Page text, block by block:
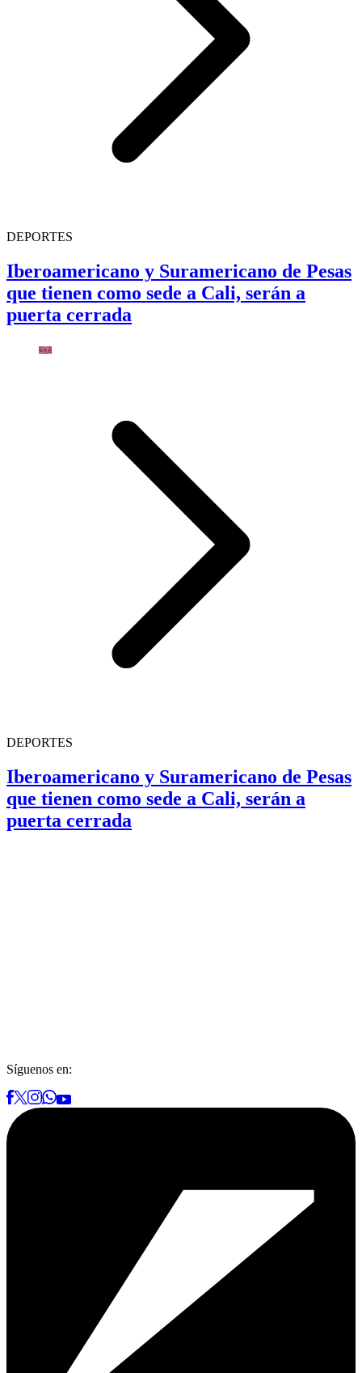
DEPORTES
Iberoamericano y Suramericano de Pesas
que tienen como sede a Cali, serán a
puerta cerrada
DEPORTES
Iberoamericano y Suramericano de Pesas
que tienen como sede a Cali, serán a
puerta cerrada
Síguenos en: